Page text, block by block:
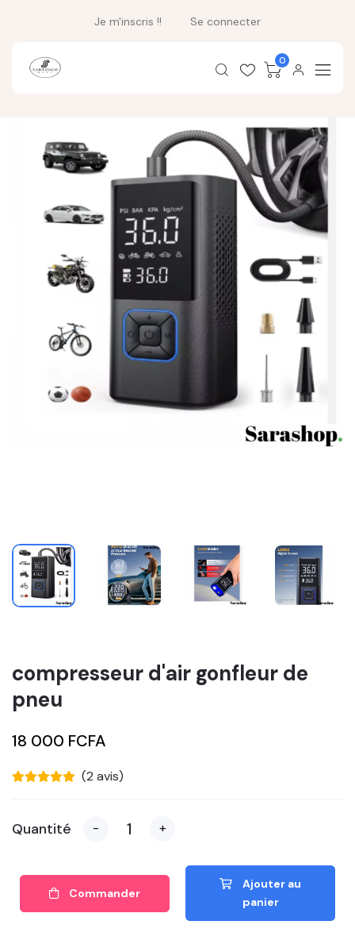
Je m'inscris !! Se connecter
0
compresseur d'air gonfleur de
pneu
18 000 FCFA
(2 avis)
Quantité - +
Commander
Ajouter au
panier